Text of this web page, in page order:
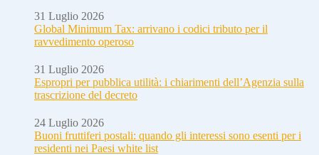
31 Luglio 2026
Global Minimum Tax: arrivano i codici tributo per il
ravvedimento operoso
31 Luglio 2026
Espropri per pubblica utilità: i chiarimenti dell’Agenzia sulla
trascrizione del decreto
24 Luglio 2026
Buoni fruttiferi postali: quando gli interessi sono esenti per i
residenti nei Paesi white list